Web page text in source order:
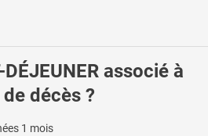
associé à
décès ?
1 mois